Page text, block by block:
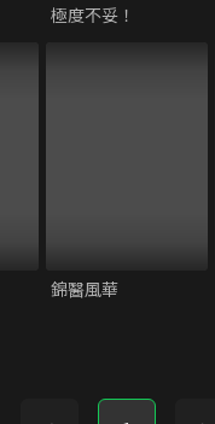
極度不妥！
錦醫風華